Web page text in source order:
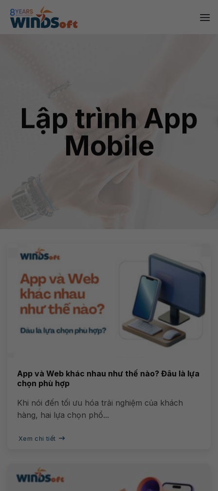
content
Lập trình App
Mobile
App và Web khác nhau như thế nào? Đâu là lựa
chọn phù hợp
Khi nói đến tối ưu hóa trải nghiệm của khách
hàng, hai lựa chọn phổ...
Xem chi tiết